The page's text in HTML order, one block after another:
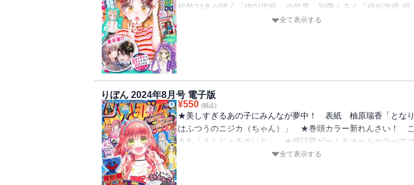
総勢24名が描く「絶叫学級」の世界 別冊ふろく「絶叫学級 祝
祭本」 ★初と紺はどきどきの新婚旅行に！ 黒崎みのり「初×
きち 監修：VOISING「いれいすハウスへようこそ！～個性バ
ラバラな歌い手が一緒に住むことになった件～」 ★ピュア度
1000%の初恋に話題集中！ 虹沢羽見「青に落雷」 ★美しす
ぎるあの子にみんなが夢中！ 柚原瑞香「となりはふつうのニジ
カ（ちゃん）」 ★生活力0女子×ハイスぺ男子の同居ラブ！
全て表示する
りぼん 2024年8月号 電子版
¥550 (税込)
★美しすぎるあの子にみんなが夢中！ 表紙 柚原瑞香「となり
はふつうのニジカ（ちゃん）」 ★巻頭カラー新れんさい！ こ
きち「えんじぇるめいと」 ★超話題ゲームをオールカラーでコ
ミカライズ！ いしかわえみ「Poppy Playtime:Forever～忍びよ
全て表示する